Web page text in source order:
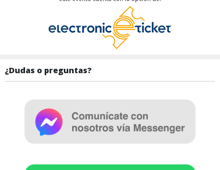
¿Dudas o preguntas?